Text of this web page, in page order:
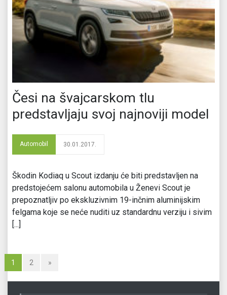
Česi na švajcarskom tlu
predstavljaju svoj najnoviji model
Automobil 30.01.2017.
Škodin Kodiaq u Scout izdanju će biti predstavljen na
predstojećem salonu automobila u Ženevi Scout je
prepoznatljiv po ekskluzivnim 19-inčnim aluminijskim
felgama koje se neće nuditi uz standardnu verziju i sivim
[...]
1 2 »